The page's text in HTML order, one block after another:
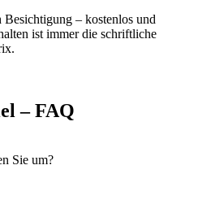
– kostenlos und
ist immer die schriftliche
– FAQ
Sie um?